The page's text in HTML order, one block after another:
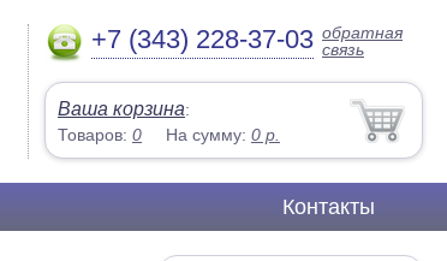
+7 (343) 228-37-03 обратная
связь
Ваша корзина:
Товаров: 0 На сумму: 0 р.
Контакты